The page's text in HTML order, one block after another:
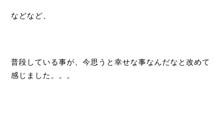
などなど、
普段している事が、今思うと幸せな事なんだなと改めて
感じました。。。